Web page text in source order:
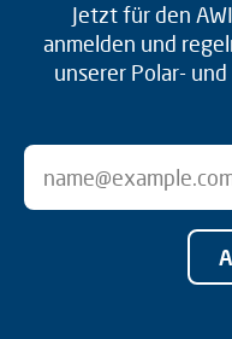
Jetzt für den
anmelden und
unserer Polar-